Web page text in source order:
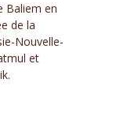
Baliem en
de la
Nouvelle-
et